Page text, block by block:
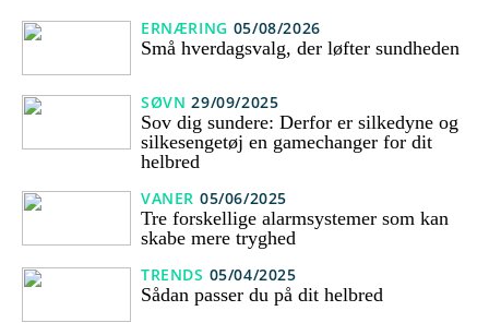
ERNÆRING 05/08/2026
Små hverdagsvalg, der løfter sundheden
SØVN 29/09/2025
Sov dig sundere: Derfor er silkedyne og
silkesengetøj en gamechanger for dit
helbred
VANER 05/06/2025
Tre forskellige alarmsystemer som kan
skabe mere tryghed
TRENDS 05/04/2025
Sådan passer du på dit helbred